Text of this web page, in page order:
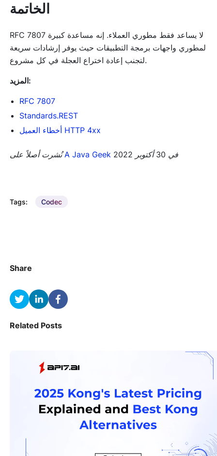
الخاتمة
RFC 7807 لا يساعد فقط مطوري العملاء. إنه مساعدة كبيرة
لمطوري واجهات برمجة التطبيقات حيث يوفر إرشادات سريعة
لتجنب إعادة اختراع العجلة في كل مشروع.
المزيد:
RFC 7807
Standards.REST
أخطاء العميل HTTP 4xx
نُشرت أصلاً علىA Java Geek في 30 أكتوبر 2022
Tags: Codec
Share
Related Posts